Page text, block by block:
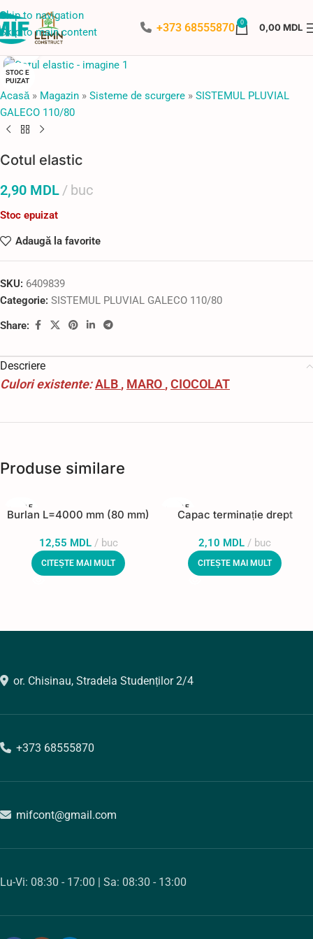
Skip to navigation
Skip to main content
+373 68555870 0 0,00MDL
STOC E
PUIZAT
Faceți click pentru a mări
Acasă» Magazin » Sisteme de scurgere » SISTEMUL PLUVIAL
GALECO 110/80
Cotul elastic
2,90 MDL buc
Stoc epuizat
Adaugă la favorite
SKU: 6409839
Categorie: SISTEMUL PLUVIAL GALECO 110/80
Share:
Descriere
Culori existente:ALB , MARO ,CIOCOLAT
Produse similare
STOC E
PUIZAT
Burlan L=4000 mm (80 mm)
12,55 MDL buc
CITEȘTE MAI MULT
STOC E
PUIZAT
Capac terminație drept
2,10 MDL buc
CITEȘTE MAI MULT
or. Chisinau, Stradela Studenților 2/4
+373 68555870
mifcont@gmail.com
Lu-Vi: 08:30 - 17:00 | Sa: 08:30 - 13:00